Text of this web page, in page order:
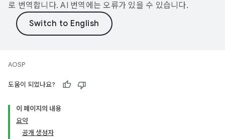
로 번역합니다. AI 번역에는 오류가 있을 수 있습니다.
AOSP
도움이 되었나요?
이 페이지의 내용
요약
공개 생성자